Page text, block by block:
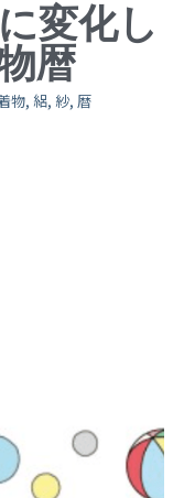
変化し
暦
物, 絽, 紗, 暦